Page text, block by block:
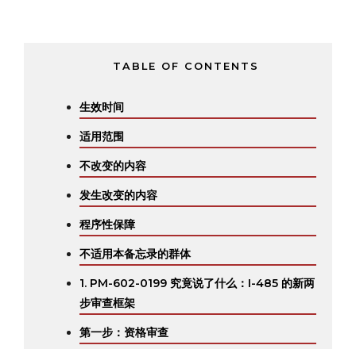
TABLE OF CONTENTS
生效时间
适用范围
不改变的内容
发生改变的内容
程序性保障
不适用本备忘录的群体
1. PM-602-0199 究竟说了什么：I-485 的新两
步审查框架
第一步：资格审查